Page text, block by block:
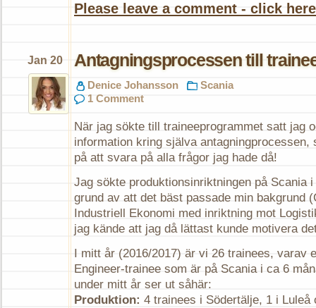
Please leave a comment - click
Antagningsprocessen till
Jan 20
Denice Johansson
Scania
1 Comment
När jag sökte till traineeprogrammet satt jag
information kring själva antagningprocessen,
på att svara på alla frågor jag hade då!
Jag sökte produktionsinriktningen på Scania
grund av att det bäst passade min bakgrund
Industriell Ekonomi med inriktning mot
jag kände att jag då lättast kunde motivera
I mitt år (2016/2017) är vi 26 trainees, varav
Engineer-trainee som är på Scania i ca 6
under mitt år ser ut såhär:
Produktion: 4 trainees i Södertälje, 1 i Luleå